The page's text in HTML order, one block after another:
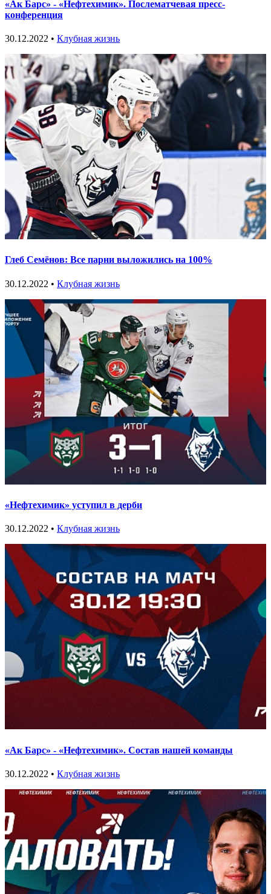
«Ак Барс» - «Нефтехимик». Послематчевая пресс-
конференция
30.12.2022 • Клубная жизнь
Глеб Семёнов: Все парни выложились на 100%
30.12.2022 • Клубная жизнь
«Нефтехимик» уступил в дерби
30.12.2022 • Клубная жизнь
«Ак Барс» - «Нефтехимик». Состав нашей команды
30.12.2022 • Клубная жизнь